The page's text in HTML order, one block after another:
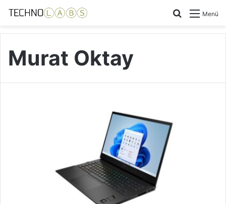
Menü
Arama
Murat Oktay